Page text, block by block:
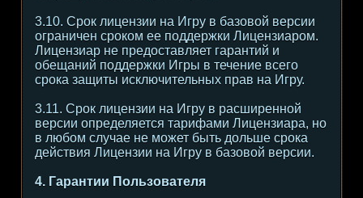
3.10. Срок лицензии на Игру в базовой версии
ограничен сроком ее поддержки Лицензиаром.
Лицензиар не предоставляет гарантий и
обещаний поддержки Игры в течение всего
срока защиты исключительных прав на Игру.
3.11. Срок лицензии на Игру в расширенной
версии определяется тарифами Лицензиара, но
в любом случае не может быть дольше срока
действия Лицензии на Игру в базовой версии.
4. Гарантии Пользователя